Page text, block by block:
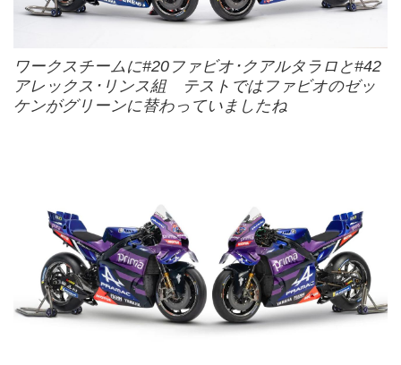
ワークスチームに#20ファビオ･クアルタラロと#42
アレックス･リンス組 テストではファビオのゼッ
ケンがグリーンに替わっていましたね